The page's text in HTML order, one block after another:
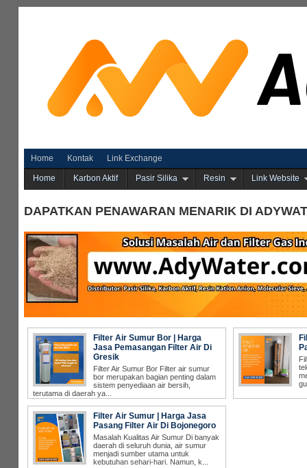
Home Kontak Link Exchange
Home Karbon Aktif Pasir Silika Resin Link Website
DAPATKAN PENAWARAN MENARIK DI
Filter Air Sumur Bor | Harga
Jasa Pemasangan Filter Air Di
Gresik
Filter Air Sumur | Harga Jasa
Pasang Filter Air Di Bojonegoro